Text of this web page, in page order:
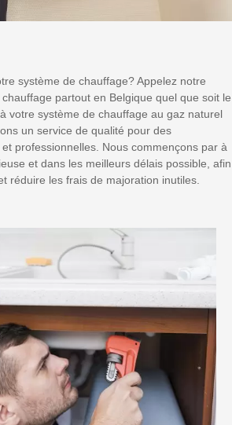
système de chauffage? Appelez notre
chauffage partout en Belgique quel que soit le
votre système de chauffage au gaz naturel
un service de qualité pour des
professionnelles. Nous commençons par à
et dans les meilleurs délais possible, afin
réduire les frais de majoration inutiles.